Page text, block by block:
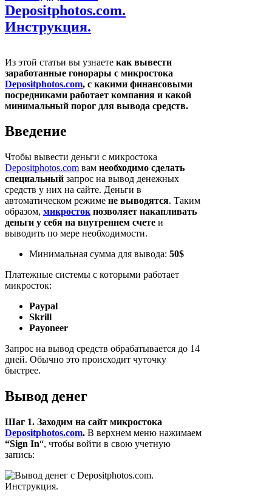
Depositphotos.com.
Инструкция.
Из этой статьи вы узнаете как вывести
заработанные гонорары с микростока
Depositphotos.com, с какими финансовыми
посредниками работает компания и какой
минимальный порог для вывода средств.
Введение
Чтобы вывести деньги с микростока
Depositphotos.com вам необходимо сделать
специальный запрос на вывод денежных
средств у них на сайте. Деньги в
автоматическом режиме не выводятся. Таким
образом, микросток позволяет накапливать
деньги у себя на внутреннем счете и
выводить по мере необходимости.
Минимальная сумма для вывода: 50$
Платежные системы с которыми работает
микросток:
Paypal
Skrill
Payoneer
Запрос на вывод средств обрабатывается до 14
дней. Обычно это происходит чуточку
быстрее.
Вывод денег
Шаг 1. Заходим на сайт микростока
Depositphotos.com. В верхнем меню нажимаем
“Sign In“, чтобы войти в свою учетную
запись: